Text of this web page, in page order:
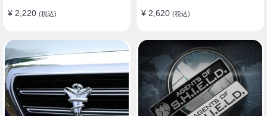
¥ 2,220 (税込) ¥ 2,620 (税込)